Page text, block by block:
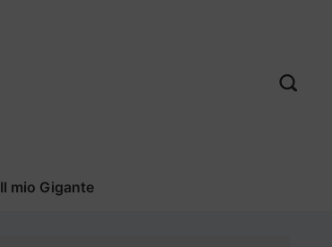
Il mio Gigante